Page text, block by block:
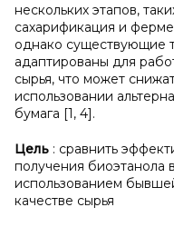
нескольких этапов,
сахарификация и
однако существующие
адаптированы для
сырья, что может
использовании
бумага [1, 4].
Цель : сравнить
получения биоэтанола
использованием
качестве сырья